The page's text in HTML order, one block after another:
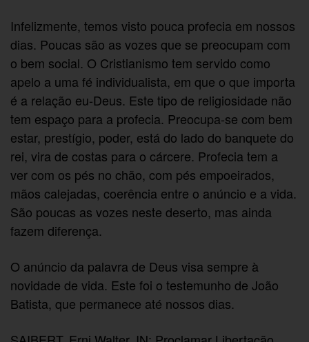
Infelizmente, temos visto pouca profecia em nossos
dias. Poucas são as vozes que se preocupam com
o bem social. O Cristianismo tem servido como
apelo a uma fé individualista, em que o que importa
é a relação eu-Deus. Este tipo de religiosidade não
tem espaço para a profecia. Preocupa-se com bem
estar, prestígio, poder, está do lado do banquete do
rei, vira de costas para o cárcere. Profecia tem a
ver com os pés no chão, com pés empoeirados,
mãos calejadas, coerência entre o anúncio e a vida.
São poucas as vozes neste deserto, mas ainda
fazem diferença.
O anúncio da palavra de Deus visa sempre à
novidade de vida. Este foi o testemunho de João
Batista, que permanece até nossos dias.